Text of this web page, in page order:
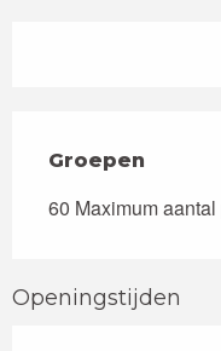
Groepen
Groepen
60 Maximum
Openingstijden